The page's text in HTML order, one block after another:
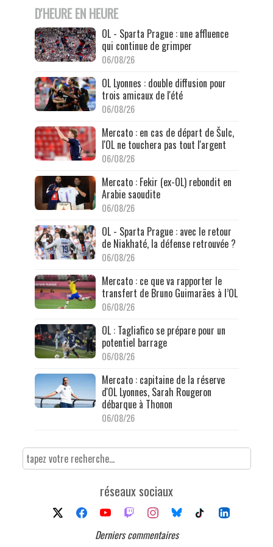
D'HEURE EN HEURE
OL - Sparta Prague : une affluence
qui continue de grimper
06/08/26
OL Lyonnes : double diffusion pour
trois amicaux de l'été
06/08/26
Mercato : en cas de départ de Šulc,
l'OL ne touchera pas tout l'argent
06/08/26
Mercato : Fekir (ex-OL) rebondit en
Arabie saoudite
06/08/26
OL - Sparta Prague : avec le retour
de Niakhaté, la défense retrouvée ?
06/08/26
Mercato : ce que va rapporter le
transfert de Bruno Guimarães à l’OL
06/08/26
OL : Tagliafico se prépare pour un
potentiel barrage
06/08/26
Mercato : capitaine de la réserve
d'OL Lyonnes, Sarah Rougeron
débarque à Thonon
06/08/26
réseaux sociaux
Derniers commentaires